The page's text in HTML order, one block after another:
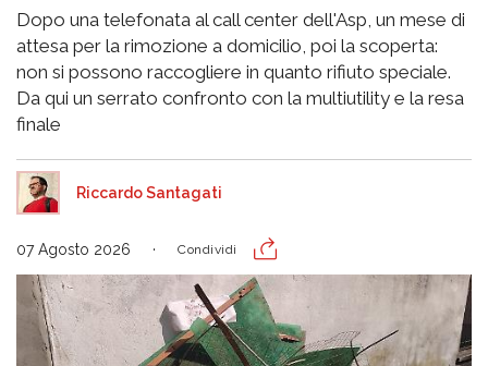
Dopo una telefonata al call center dell'Asp, un mese di
attesa per la rimozione a domicilio, poi la scoperta:
non si possono raccogliere in quanto rifiuto speciale.
Da qui un serrato confronto con la multiutility e la resa
finale
Riccardo Santagati
07 Agosto 2026 Condividi